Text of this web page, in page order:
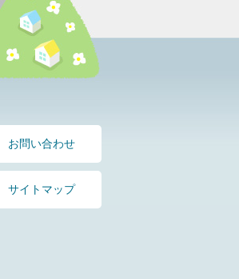
お問い合わせ
サイトマップ